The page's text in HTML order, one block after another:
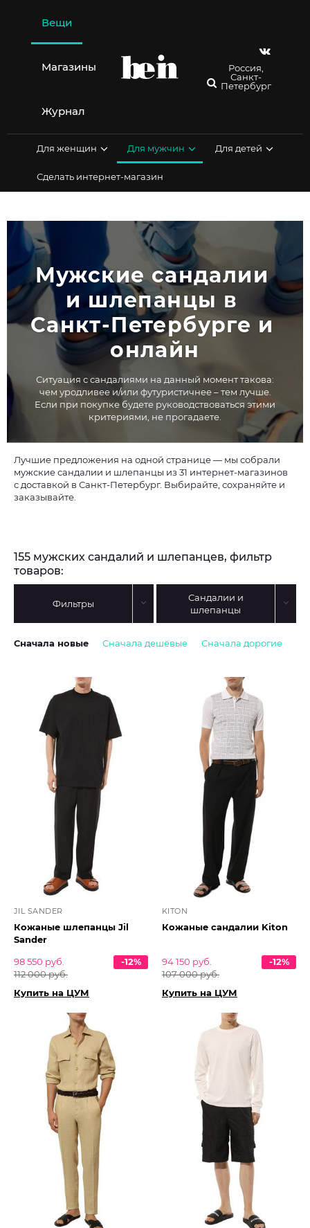
содержимому
Вещи
Магазины
Журнал
Россия,
Санкт-
Петербург
Для женщин Для мужчин Для детей
Сделать интернет-магазин
Мужские сандалии
и шлепанцы в
Санкт-Петербурге и
онлайн
Ситуация с сандалиями на данный момент такова:
чем уродливее и/или футуристичнее – тем лучше.
Если при покупке будете руководствоваться этими
критериями, не прогадаете.
Лучшие предложения на одной странице — мы собрали
мужские сандалии и шлепанцы из 31 интернет-магазинов
с доставкой в Санкт-Петербург. Выбирайте, сохраняйте и
заказывайте.
155 мужских сандалий и шлепанцев, фильтр
товаров:
Фильтры
Сандалии и
шлепанцы
Сначала новые Сначала дешёвые Сначала дорогие
JIL SANDER
Кожаные шлепанцы Jil
Sander
98 550 руб.
112 000 руб.
-12%
Купить на ЦУМ
KITON
Кожаные сандалии Kiton
94 150 руб.
107 000 руб.
-12%
Купить на ЦУМ